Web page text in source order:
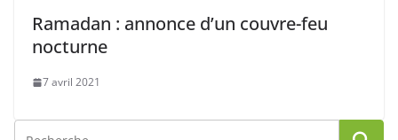
Ramadan : annonce d’un couvre-feu
nocturne
7 avril 2021